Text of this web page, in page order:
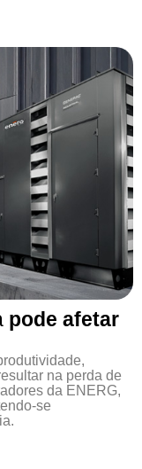
pode afetar
na perda de
da ENERG,
se